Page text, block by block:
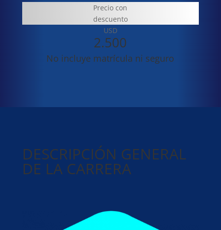
Precio con
descuento
USD
2.500
No incluye matrícula ni seguro
DESCRIPCIÓN GENERAL
DE LA CARRERA